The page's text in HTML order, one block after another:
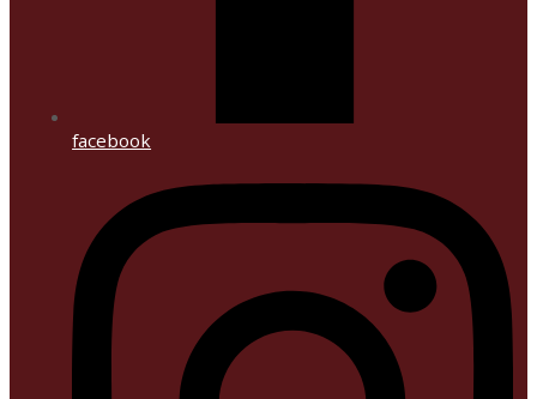
facebook